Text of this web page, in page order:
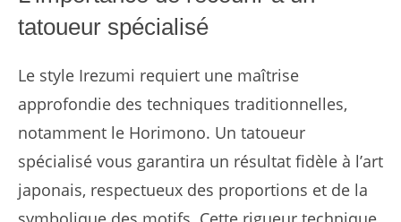
tatoueur spécialisé
Le style Irezumi requiert une maîtrise
approfondie des techniques traditionnelles,
notamment le Horimono. Un tatoueur
spécialisé vous garantira un résultat fidèle à l’art
japonais, respectueux des proportions et de la